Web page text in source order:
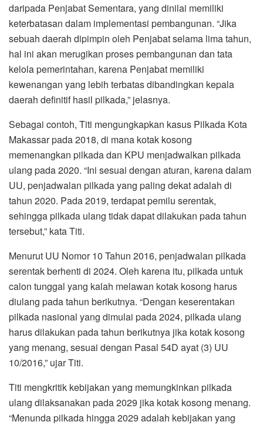
daripada Penjabat Sementara, yang dinilai memiliki
keterbatasan dalam implementasi pembangunan. “Jika
sebuah daerah dipimpin oleh Penjabat selama lima tahun,
hal ini akan merugikan proses pembangunan dan tata
kelola pemerintahan, karena Penjabat memiliki
kewenangan yang lebih terbatas dibandingkan kepala
daerah definitif hasil pilkada,” jelasnya.
Sebagai contoh, Titi mengungkapkan kasus Pilkada Kota
Makassar pada 2018, di mana kotak kosong
memenangkan pilkada dan KPU menjadwalkan pilkada
ulang pada 2020. “Ini sesuai dengan aturan, karena dalam
UU, penjadwalan pilkada yang paling dekat adalah di
tahun 2020. Pada 2019, terdapat pemilu serentak,
sehingga pilkada ulang tidak dapat dilakukan pada tahun
tersebut,” kata Titi.
Menurut UU Nomor 10 Tahun 2016, penjadwalan pilkada
serentak berhenti di 2024. Oleh karena itu, pilkada untuk
calon tunggal yang kalah melawan kotak kosong harus
diulang pada tahun berikutnya. “Dengan keserentakan
pilkada nasional yang dimulai pada 2024, pilkada ulang
harus dilakukan pada tahun berikutnya jika kotak kosong
yang menang, sesuai dengan Pasal 54D ayat (3) UU
10/2016,” ujar Titi.
Titi mengkritik kebijakan yang memungkinkan pilkada
ulang dilaksanakan pada 2029 jika kotak kosong menang.
“Menunda pilkada hingga 2029 adalah kebijakan yang